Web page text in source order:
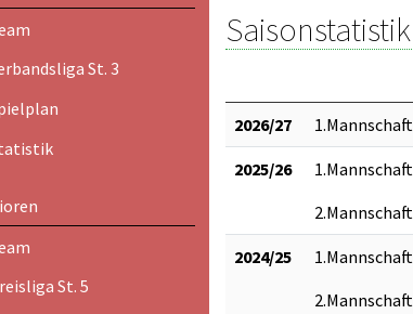
St. 3
St. 5
Saisonstatistik
2026/27 1.Mannschaft
2025/26 1.Mannschaft
2.Mannschaft
2024/25 1.Mannschaft
2.Mannschaft